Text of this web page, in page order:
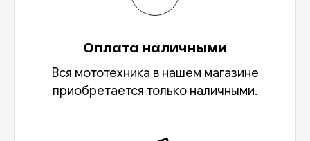
Оплата наличными
Вся мототехника в нашем магазине
приобретается только наличными.